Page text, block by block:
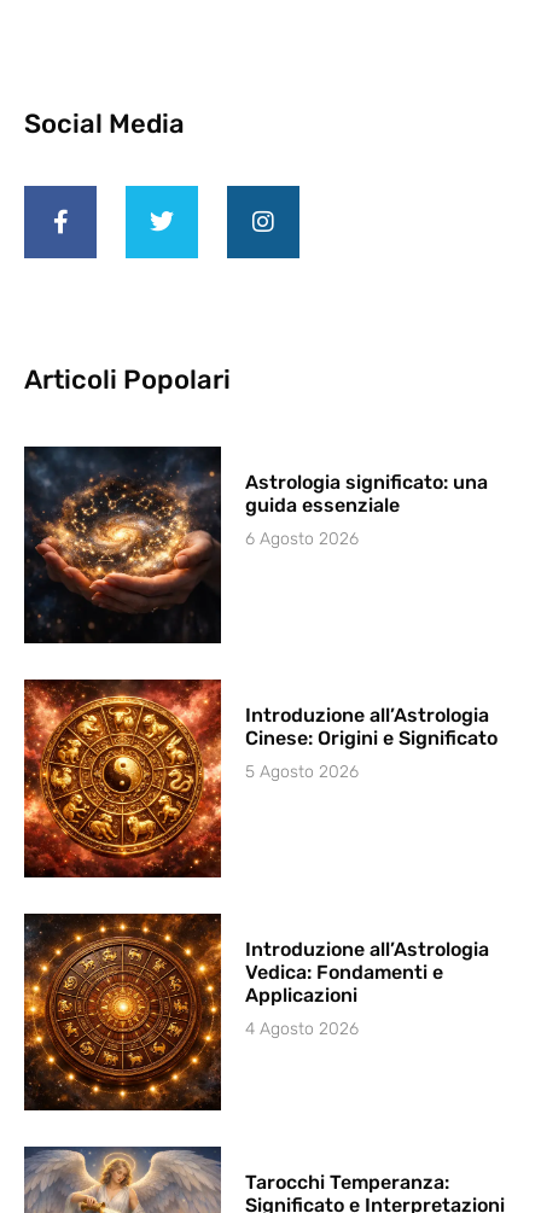
Social Media
Articoli Popolari
Astrologia significato: una
guida essenziale
6 Agosto 2026
Introduzione all’Astrologia
Cinese: Origini e Significato
5 Agosto 2026
Introduzione all’Astrologia
Vedica: Fondamenti e
Applicazioni
4 Agosto 2026
Tarocchi Temperanza:
Significato e Interpretazioni